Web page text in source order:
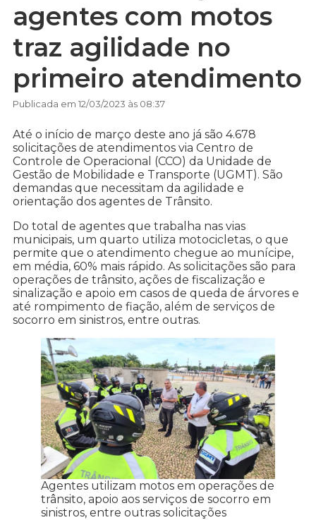
agentes com motos
traz agilidade no
primeiro atendimento
Publicada em 12/03/2023 às 08:37
Até o início de março deste ano já são 4.678
solicitações de atendimentos via Centro de
Controle de Operacional (CCO) da Unidade de
Gestão de Mobilidade e Transporte (UGMT). São
demandas que necessitam da agilidade e
orientação dos agentes de Trânsito.
Do total de agentes que trabalha nas vias
municipais, um quarto utiliza motocicletas, o que
permite que o atendimento chegue ao munícipe,
em média, 60% mais rápido. As solicitações são para
operações de trânsito, ações de fiscalização e
sinalização e apoio em casos de queda de árvores e
até rompimento de fiação, além de serviços de
socorro em sinistros, entre outras.
Agentes utilizam motos em operações de
trânsito, apoio aos serviços de socorro em
sinistros, entre outras solicitações